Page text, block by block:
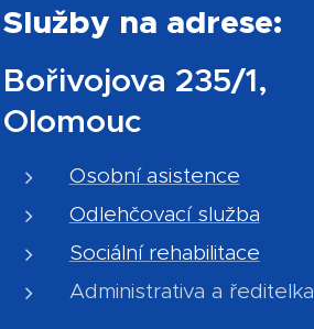
Služby na adrese:
Bořivojova 235/1,
Olomouc
Osobní asistence
Odlehčovací služba
Sociální rehabilitace
Administrativa a ředitelka